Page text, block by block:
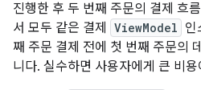
진행한 후 두 번째 주문의 결제 흐
서 모두 같은 결제
ViewModel 인
째 주문 결제 전에 첫 번째 주문의
니다. 실수하면 사용자에게 큰 비